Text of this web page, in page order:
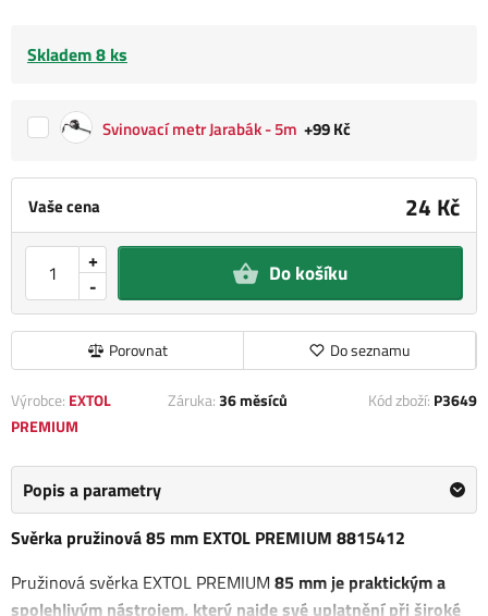
Vaše cena 24 Kč
-
+ Do košíku
Porovnat Do seznamu
Skladem 8 ks
Svinovací metr Jarabák - 5m +99 Kč
Výrobce: EXTOL
PREMIUM
Záruka:36 měsíců Kód zboží: P3649
Popis a parametry
Svěrka pružinová 85 mm EXTOL PREMIUM 8815412
Pružinová svěrka EXTOL PREMIUM 85 mm je praktickým a
spolehlivým nástrojem, který najde své uplatnění při široké